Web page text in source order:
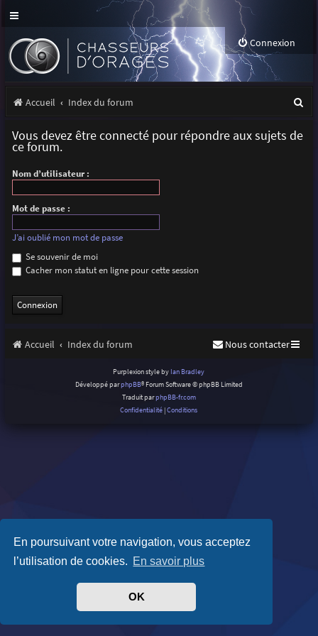
En poursuivant votre navigation, vous acceptez
l’utilisation de cookies. En savoir plus
OK
Connexion
Accueil Index du forum
Vous devez être connecté pour répondre aux sujets de
ce forum.
Nom d’utilisateur :
Mot de passe :
J’ai oublié mon mot de passe
Se souvenir de moi
Cacher mon statut en ligne pour cette session
Accueil Index du forum Nous contacter
Purplexion style by Ian Bradley
Développé parphpBB® Forum Software © phpBB Limited
Traduit parphpBB-fr.com
Confidentialité |Conditions